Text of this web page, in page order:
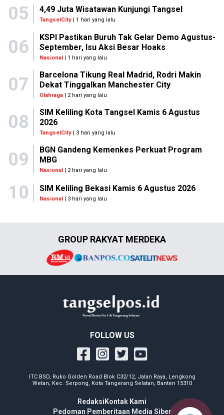
05 4,49 Juta Wisatawan Kunjungi Tangsel
TangselCity | 1 hari yang lalu
06
KSPI Pastikan Buruh Tak Gelar Demo Agustus-
September, Isu Aksi Besar Hoaks
Nasional| 1 hari yang lalu
07
Barcelona Tikung Real Madrid, Rodri Makin
Dekat Tinggalkan Manchester City
Olahraga| 2 hari yang lalu
08
SIM Keliling Kota Tangsel Kamis 6 Agustus
2026
TangselCity| 3 hari yang lalu
09
BGN Gandeng Kemenkes Perkuat Program
MBG
Nasional| 2 hari yang lalu
10 SIM Keliling Bekasi Kamis 6 Agustus 2026
Nasional | 3 hari yang lalu
GROUP RAKYAT MERDEKA
FOLLOW US
ITC BSD, Ruko Golden Road Blok C32/12, Jalan Raya, Lengkong
Wetan, Kec. Serpong, Kota Tangerang Selatan, Banten 15310
Redaksi Kontak Kami
Pedoman Pemberitaan Media Siber